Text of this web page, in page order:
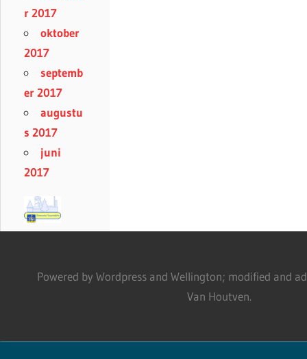
r 2017
oktober
2017
septemb
er 2017
augustu
s 2017
juni
2017
Powered by Wordpress and Wellington; modified and
Van Houtven.